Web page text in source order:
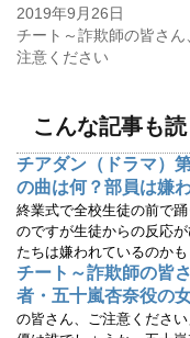
ン
ウ
で
開
だ
さ
い
(
ィ
ン
ウ
で
開
き
ま
す
)
2019年9月26日
チート～詐欺師の皆さん
注意ください
こんな記事も
チアダン（ドラマ）
の曲は何？部員は嫌
終業式で全校生徒の前で
のですが生徒からの反応
たちは嫌われているのかも
チート～詐欺師の皆
者・五十嵐杏奈役の
の皆さん、ご注意くださ